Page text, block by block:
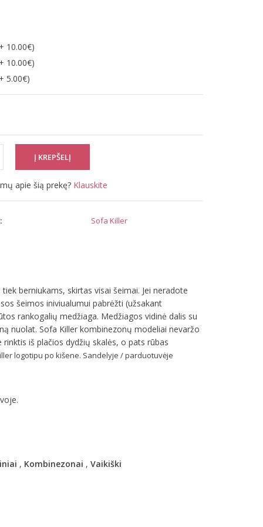
10.00€)
10.00€)
5.00€)
apie šią prekę? Klauskite
Sofa Killer
berniukams, skirtas visai šeimai. Jei neradote
šeimos iniviualumui pabrėžti (užsakant
rankogalių medžiaga. Medžiagos vidinė dalis su
nuolat. Sofa Killer kombinezonų modeliai nevaržo
iš plačios dydžių skalės, o pats rūbas
logotipu po kišene. Sandelyje / parduotuvėje
, Kombinezonai , Vaikiški